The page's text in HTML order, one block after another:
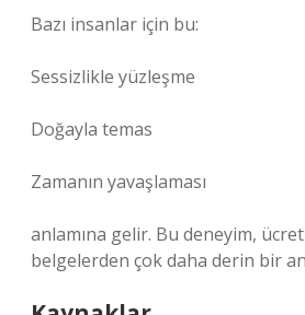
Bazı insanlar için bu:
Sessizlikle yüzleşme
Doğayla temas
Zamanın yavaşlaması
anlamına gelir. Bu deneyim,
belgelerden çok daha derin bir